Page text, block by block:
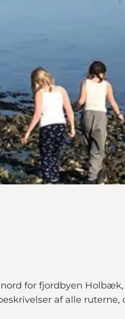
for fjordbyen
af alle